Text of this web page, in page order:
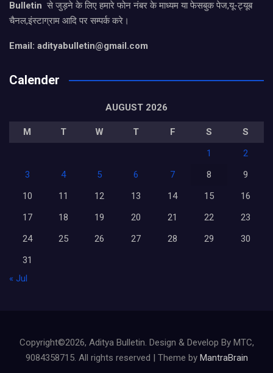
Bulletin से जुड़ने के लिए हमारे फोन नंबर के माध्यम या फेसबुक पेज,यू-ट्यूब
चैनल,इंस्टाग्राम आदि पर सम्पर्क करे।
Email: adityabulletin@gmail.com
Calender
AUGUST 2026
M T W T F S
S
1
2
3
4 5 6 7 8
9
10
11 12 13 14 15
16
17
18 19 20 21 22
23
24
25 26 27 28 29
30
31
« Jul
Copyright©2026, Aditya Bulletin. Design & Develop By MTC,
9084358715. All rights reserved | Theme by MantraBrain